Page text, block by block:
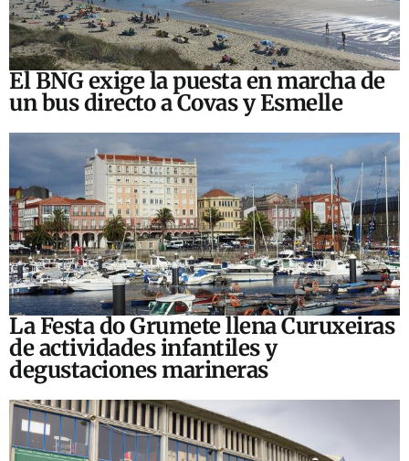
El BNG exige la puesta en marcha de
un bus directo a Covas y Esmelle
La Festa do Grumete llena Curuxeiras
de actividades infantiles y
degustaciones marineras